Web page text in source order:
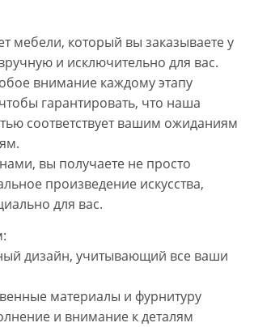
мебели, который вы заказываете у
и исключительно для вас.
внимание каждому этапу
гарантировать, что наша
соответствует вашим ожиданиям
вы получаете не просто
произведение искусства,
для вас.
дизайн, учитывающий все ваши
материалы и фурнитуру
и внимание к деталям